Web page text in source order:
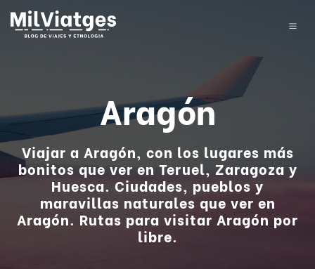
Aragón
Viajar a Aragón, con los lugares más
bonitos que ver en Teruel, Zaragoza y
Huesca. Ciudades, pueblos y
maravillas naturales que ver en
Aragón. Rutas para visitar Aragón por
libre.